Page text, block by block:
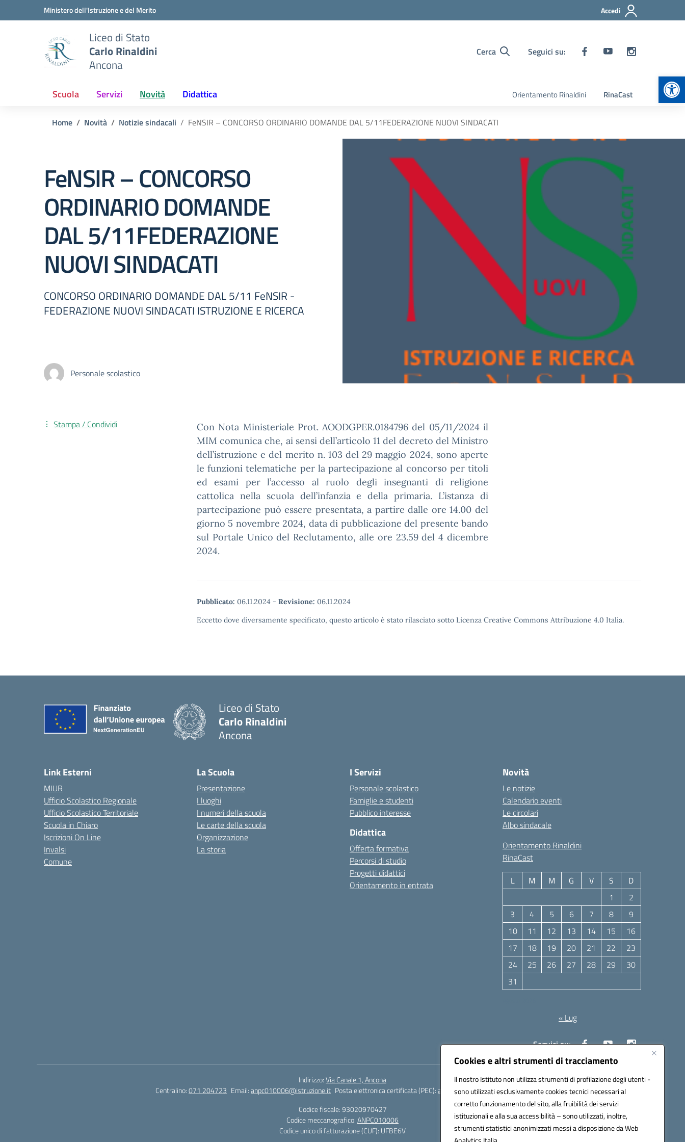
Cookies e altri strumenti di tracciamento
Il nostro Istituto non utilizza strumenti di profilazione degli utenti -
sono utilizzati esclusivamente cookies tecnici necessari al
corretto funzionamento del sito, alla fruibilità dei servizi
istituzionali e alla sua accessibilità – sono utilizzati, inoltre,
strumenti statistici anonimizzati messi a disposizione da Web
Vai ai contenuti
Vai al menu di navigazioneMinistero dell'Istruzione e del Merito Accedi
Liceo di Stato
Carlo Rinaldini
Ancona
Cerca Seguici su:
Scuola Servizi Novità Didattica Orientamento Rinaldini RinaCast
Home Novità Notizie sindacali FeNSIR – CONCORSO ORDINARIO DOMANDE DAL 5/11FEDERAZIONE NUOVI SINDACATI
FeNSIR – CONCORSO
ORDINARIO DOMANDE
DAL 5/11FEDERAZIONE
NUOVI SINDACATI
CONCORSO ORDINARIO DOMANDE DAL 5/11 FeNSIR -
FEDERAZIONE NUOVI SINDACATI ISTRUZIONE E RICERCA
Personale scolastico
Con Nota Ministeriale Prot. AOODGPER.0184796 del 05/11/2024 il
MIM comunica che, ai sensi dell’articolo 11 del decreto del Ministro
dell’istruzione e del merito n. 103 del 29 maggio 2024, sono aperte
le funzioni telematiche per la partecipazione al concorso per titoli
ed esami per l’accesso al ruolo degli insegnanti di religione
cattolica nella scuola dell’infanzia e della primaria. L’istanza di
partecipazione può essere presentata, a partire dalle ore 14.00 del
giorno 5 novembre 2024, data di pubblicazione del presente bando
sul Portale Unico del Reclutamento, alle ore 23.59 del 4 dicembre
2024.
Pubblicato: 06.11.2024 - Revisione: 06.11.2024
Eccetto dove diversamente specificato, questo articolo è stato rilasciato sotto Licenza Creative Commons Attribuzione 4.0 Italia.
Stampa / Condividi
Liceo di Stato
Carlo Rinaldini
Ancona
Link Esterni
MIUR
Ufficio Scolastico Regionale
Ufficio Scolastico Territoriale
Scuola in Chiaro
Iscrizioni On Line
Invalsi
Comune
La Scuola
Presentazione
I luoghi
I numeri della scuola
Le carte della scuola
Organizzazione
La storia
I Servizi
Personale scolastico
Famiglie e studenti
Pubblico interesse
Didattica
Offerta formativa
Percorsi di studio
Progetti didattici
Orientamento in entrata
Novità
Le notizie
Calendario eventi
Le circolari
Albo sindacale
Orientamento Rinaldini
RinaCast
L M M G V S
D
1
2
3
4 5 6 7 8
9
10
11 12 13 14 15
16
17
18 19 20 21 22
23
24
25 26 27 28 29
30
31
« Lug
Seguici su:
Indirizzo:Via Canale 1, Ancona
Centralino:071 204723 Email:anpc010006@istruzione.it Posta elettronica certificata (PEC):anpc010006@pec.istruzione.it
Codice fiscale: 93020970427
Codice meccanografico:ANPC010006
Codice unico di fatturazione (CUF): UFBE6V